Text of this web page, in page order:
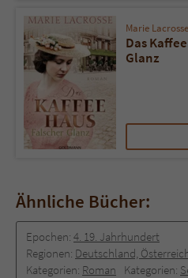
Marie Lacrosse
Das
Glanz
Ähnliche Bücher:
Epochen: 4. 19. Jahrhundert
Regionen: Deutschland,
Kategorien: Roman Kategorien: